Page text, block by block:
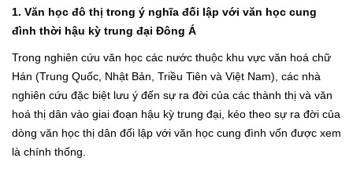
1. Văn học đô thị trong ý nghĩa đối lập với văn học cung
đình thời hậu kỳ trung đại Đông Á
Trong nghiên cứu văn học các nước thuộc khu vực văn hoá chữ
Hán (Trung Quốc, Nhật Bản, Triều Tiên và Việt Nam), các nhà
nghiên cứu đặc biệt lưu ý đến sự ra đời của các thành thị và văn
hoá thị dân vào giai đoạn hậu kỳ trung đại, kéo theo sự ra đời của
dòng văn học thị dân đối lập với văn học cung đình vốn được xem
là chính thống.